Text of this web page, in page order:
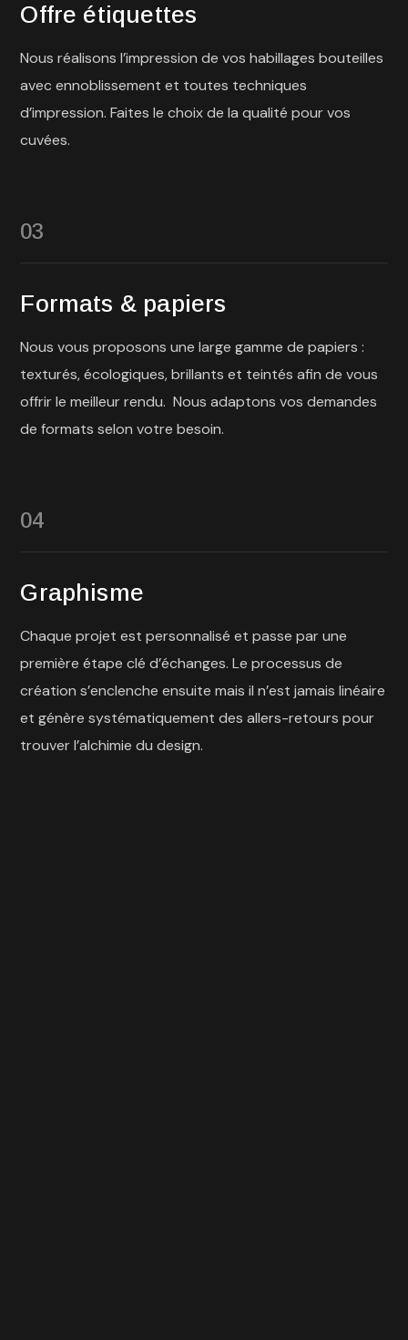
Offre étiquettes
Nous réalisons l’impression de vos habillages bouteilles
avec ennoblissement et toutes techniques
d’impression. Faites le choix de la qualité pour vos
cuvées.
03
Formats & papiers
Nous vous proposons une large gamme de papiers :
texturés, écologiques, brillants et teintés afin de vous
offrir le meilleur rendu. Nous adaptons vos demandes
de formats selon votre besoin.
04
Graphisme
Chaque projet est personnalisé et passe par une
première étape clé d’échanges. Le processus de
création s’enclenche ensuite mais il n’est jamais linéaire
et génère systématiquement des allers-retours pour
trouver l’alchimie du design.